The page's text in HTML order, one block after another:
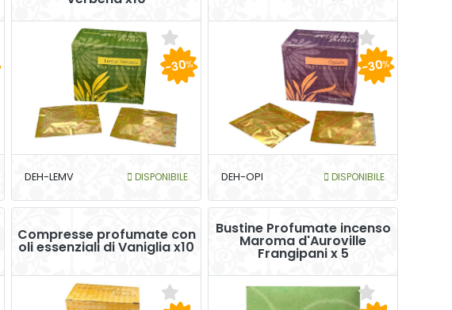
DEH-LEMV DISPONIBILE
-30%
DEH-OPI DISPONIBILE
-30%
Compresse profumate con
oli essenziali di Vaniglia x10
Bustine Profumate incenso
Maroma d'Auroville
Frangipani x 5